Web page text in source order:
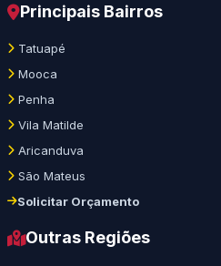
Principais Bairros
Tatuapé
Mooca
Penha
Vila Matilde
Aricanduva
São Mateus
Solicitar Orçamento
Outras Regiões